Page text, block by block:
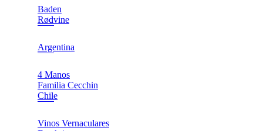
Baden
Rødvine
Argentina
4 Manos
Familia Cecchin
Chile
Vinos Vernaculares